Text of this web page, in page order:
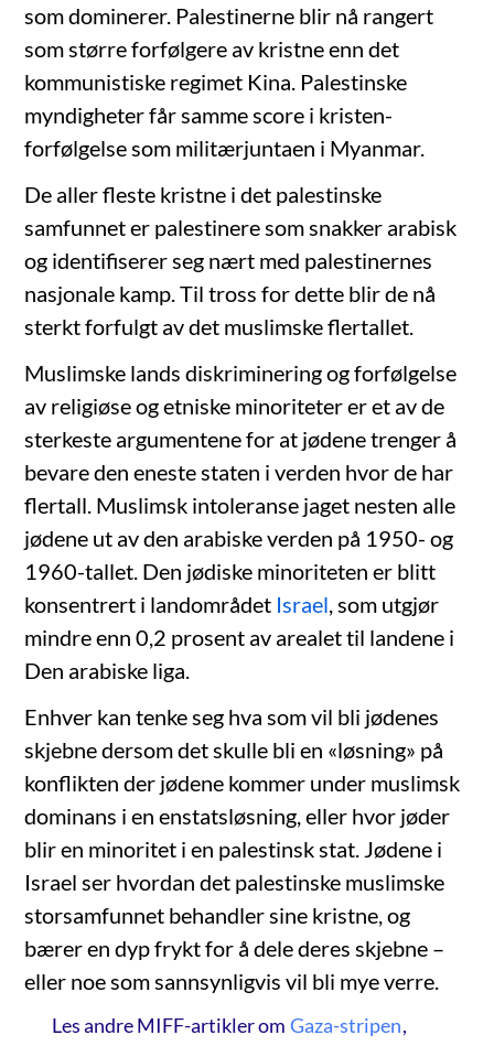
som dominerer. Palestinerne blir nå rangert
som større forfølgere av kristne enn det
kommunistiske regimet Kina. Palestinske
myndigheter får samme score i kristen-
forfølgelse som militærjuntaen i Myanmar.
De aller fleste kristne i det palestinske
samfunnet er palestinere som snakker arabisk
og identifiserer seg nært med palestinernes
nasjonale kamp. Til tross for dette blir de nå
sterkt forfulgt av det muslimske flertallet.
Muslimske lands diskriminering og forfølgelse
av religiøse og etniske minoriteter er et av de
sterkeste argumentene for at jødene trenger å
bevare den eneste staten i verden hvor de har
flertall. Muslimsk intoleranse jaget nesten alle
jødene ut av den arabiske verden på 1950- og
1960-tallet. Den jødiske minoriteten er blitt
konsentrert i landområdet Israel , som utgjør
mindre enn 0,2 prosent av arealet til landene i
Den arabiske liga.
Enhver kan tenke seg hva som vil bli jødenes
skjebne dersom det skulle bli en «løsning» på
konflikten der jødene kommer under muslimsk
dominans i en enstatsløsning, eller hvor jøder
blir en minoritet i en palestinsk stat. Jødene i
Israel ser hvordan det palestinske muslimske
storsamfunnet behandler sine kristne, og
bærer en dyp frykt for å dele deres skjebne –
eller noe som sannsynligvis vil bli mye verre.
Les andre MIFF-artikler om Gaza-stripen,